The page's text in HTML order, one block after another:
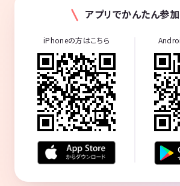
アプリでかんたん参加
iPhoneの方はこちら